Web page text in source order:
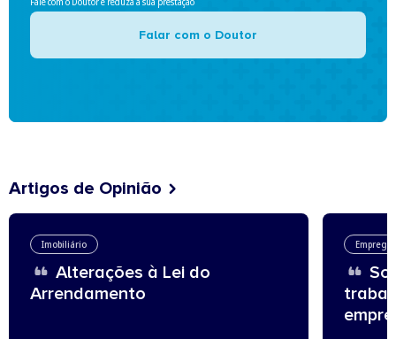
Falar com o Doutor
Artigos de Opinião
Imobiliário
Alterações à Lei do
Arrendamento
Emprego